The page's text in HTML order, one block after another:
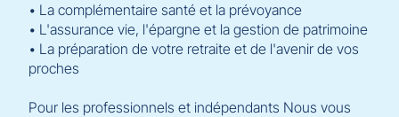
• La complémentaire santé et la prévoyance
• L'assurance vie, l'épargne et la gestion de patrimoine
• La préparation de votre retraite et de l'avenir de vos
proches
Pour les professionnels et indépendants Nous vous